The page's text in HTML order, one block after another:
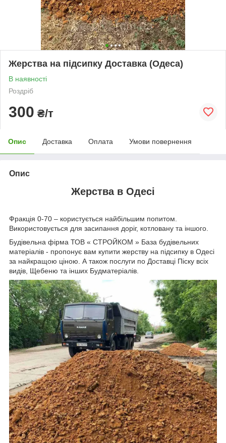
Жерства на підсипку Доставка (Одеса)
В наявності
Роздріб
300 ₴/т
Опис Доставка Оплата Умови повернення
Опис
Жерства в Одесі
Фракція 0-70 – користується найбільшим попитом.
Використовується для засипання доріг, котловану та іншого.
Будівельна фірма ТОВ « СТРОЙКОМ » База будівельних
матеріалів - пропонує вам купити жерству на підсипку в Одесі
за найкращою ціною. А також послуги по Доставці Піску всіх
видів, Щебеню та інших Будматеріалів.